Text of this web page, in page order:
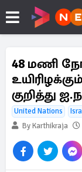
48 மணி
குறித்து
United Nations
By Karthikraja